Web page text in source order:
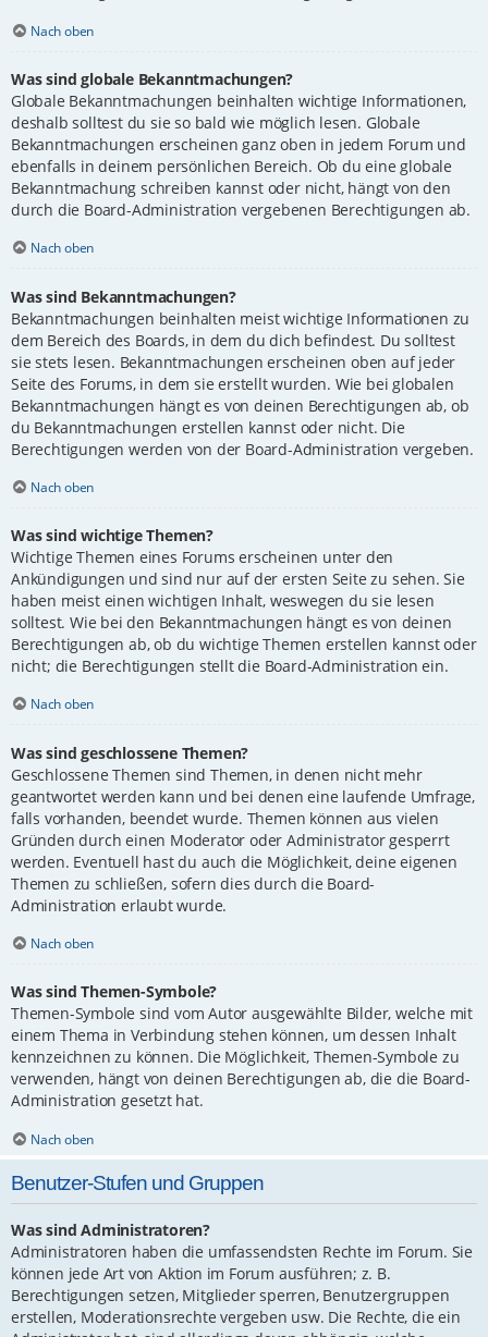
Nach oben
Was sind globale Bekanntmachungen?
Globale Bekanntmachungen beinhalten wichtige Informationen,
deshalb solltest du sie so bald wie möglich lesen. Globale
Bekanntmachungen erscheinen ganz oben in jedem Forum und
ebenfalls in deinem persönlichen Bereich. Ob du eine globale
Bekanntmachung schreiben kannst oder nicht, hängt von den
durch die Board-Administration vergebenen Berechtigungen ab.
Nach oben
Was sind Bekanntmachungen?
Bekanntmachungen beinhalten meist wichtige Informationen zu
dem Bereich des Boards, in dem du dich befindest. Du solltest
sie stets lesen. Bekanntmachungen erscheinen oben auf jeder
Seite des Forums, in dem sie erstellt wurden. Wie bei globalen
Bekanntmachungen hängt es von deinen Berechtigungen ab, ob
du Bekanntmachungen erstellen kannst oder nicht. Die
Berechtigungen werden von der Board-Administration vergeben.
Nach oben
Was sind wichtige Themen?
Wichtige Themen eines Forums erscheinen unter den
Ankündigungen und sind nur auf der ersten Seite zu sehen. Sie
haben meist einen wichtigen Inhalt, weswegen du sie lesen
solltest. Wie bei den Bekanntmachungen hängt es von deinen
Berechtigungen ab, ob du wichtige Themen erstellen kannst oder
nicht; die Berechtigungen stellt die Board-Administration ein.
Nach oben
Was sind geschlossene Themen?
Geschlossene Themen sind Themen, in denen nicht mehr
geantwortet werden kann und bei denen eine laufende Umfrage,
falls vorhanden, beendet wurde. Themen können aus vielen
Gründen durch einen Moderator oder Administrator gesperrt
werden. Eventuell hast du auch die Möglichkeit, deine eigenen
Themen zu schließen, sofern dies durch die Board-
Administration erlaubt wurde.
Nach oben
Was sind Themen-Symbole?
Themen-Symbole sind vom Autor ausgewählte Bilder, welche mit
einem Thema in Verbindung stehen können, um dessen Inhalt
kennzeichnen zu können. Die Möglichkeit, Themen-Symbole zu
verwenden, hängt von deinen Berechtigungen ab, die die Board-
Administration gesetzt hat.
Nach oben
Benutzer-Stufen und Gruppen
Was sind Administratoren?
Administratoren haben die umfassendsten Rechte im Forum. Sie
können jede Art von Aktion im Forum ausführen; z. B.
Berechtigungen setzen, Mitglieder sperren, Benutzergruppen
erstellen, Moderationsrechte vergeben usw. Die Rechte, die ein